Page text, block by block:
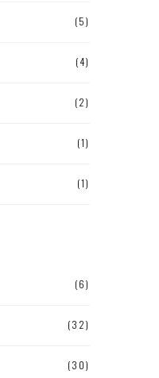
(5)
(4)
(2)
(1)
(1)
(6)
(32)
(30)